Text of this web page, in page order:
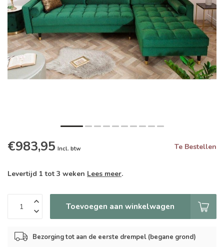
€983,95 Incl. btw Te Bestellen
Levertijd 1 tot 3 weken Lees meer.
Toevoegen aan winkelwagen
Bezorging tot aan de eerste drempel (begane grond)